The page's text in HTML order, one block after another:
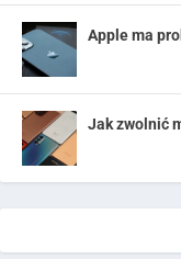
Apple ma
Jak zwolnić